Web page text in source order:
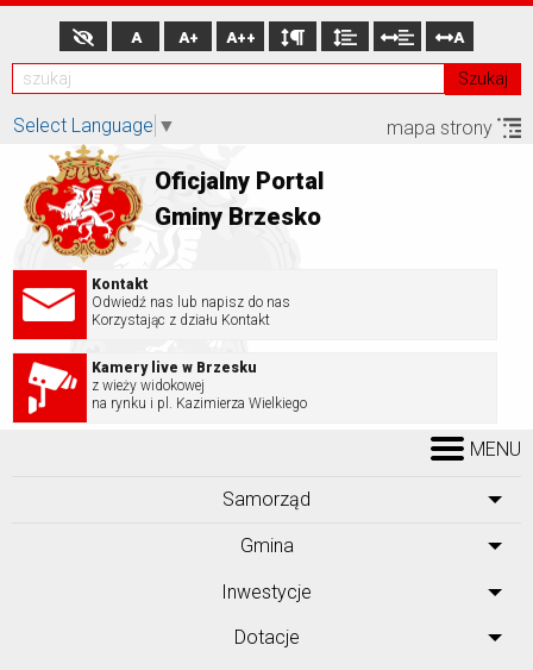
Szukaj
A A+ A++ A
Select Language ▼ mapa strony
Oficjalny Portal
Gminy Brzesko
Kontakt
Odwiedź nas lub napisz do nas
Korzystając z działu Kontakt
Kamery live w Brzesku
z wieży widokowej
na rynku i pl. Kazimierza Wielkiego
MENU
Samorząd
Gmina
Inwestycje
Dotacje